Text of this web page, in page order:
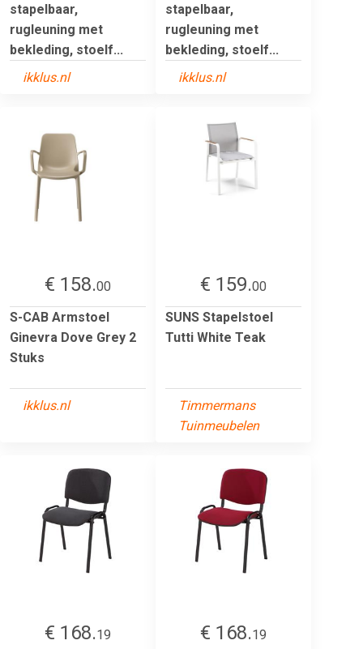
stapelbaar,
rugleuning met
bekleding, stoelf...
ikklus.nl
stapelbaar,
rugleuning met
bekleding, stoelf...
ikklus.nl
€ 158.00
S-CAB Armstoel
Ginevra Dove Grey 2
Stuks
ikklus.nl
€ 159.00
SUNS Stapelstoel
Tutti White Teak
Timmermans
Tuinmeubelen
€ 168.19 € 168.19